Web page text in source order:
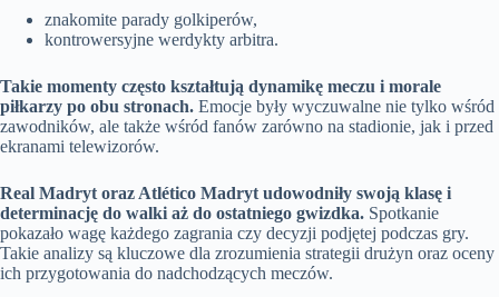
znakomite parady golkiperów,
kontrowersyjne werdykty arbitra.
Takie momenty często kształtują dynamikę meczu i morale
piłkarzy po obu stronach. Emocje były wyczuwalne nie tylko wśród
zawodników, ale także wśród fanów zarówno na stadionie, jak i przed
ekranami telewizorów.
Real Madryt oraz Atlético Madryt udowodniły swoją klasę i
determinację do walki aż do ostatniego gwizdka. Spotkanie
pokazało wagę każdego zagrania czy decyzji podjętej podczas gry.
Takie analizy są kluczowe dla zrozumienia strategii drużyn oraz oceny
ich przygotowania do nadchodzących meczów.